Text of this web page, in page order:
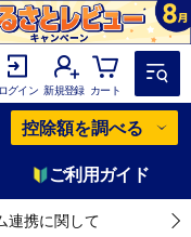
ログイン 新規登録 カート
控除額を調べる
ご利用ガイド
連携に関して